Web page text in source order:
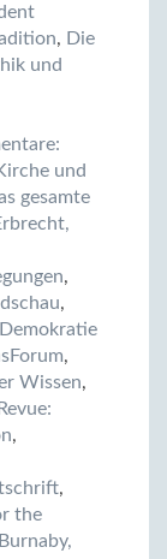
, Die
und
und
gesamte
,
,
,
Wissen,
,
,
the